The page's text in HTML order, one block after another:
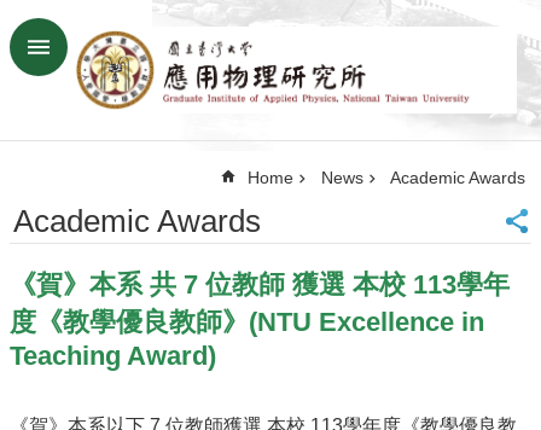
Skip to main content
Advanced
SiteMap
Contact
Chinese
News
Overview
Faculty&Staff
Home News Academic Awards
Academic Awards
《賀》本系 共 7 位教師 獲選 本校 113學年
度《教學優良教師》(NTU Excellence in
Teaching Award)
《賀》本系以下 7 位教師獲選 本校 113學年度《教學優良教